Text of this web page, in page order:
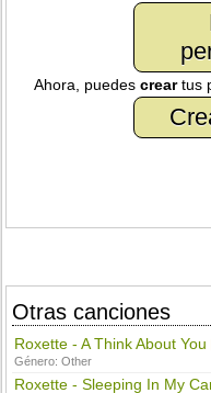
Ahora, puedescreartus
Otras canciones
Roxette - A Think About You
Género:Other
Roxette - Sleeping In My